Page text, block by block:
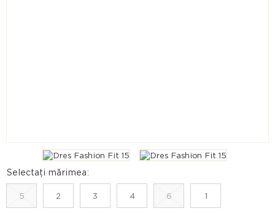
Selectați mărimea:
5 2 3 4 6 1